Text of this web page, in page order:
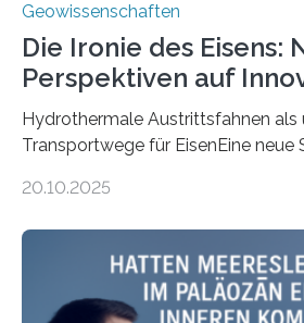
Geowissenschaften
Die Ironie des Eisens:
Perspektiven auf
Hydrothermale Austrittsfahnen als
Transportwege für EisenEine neue
Umweltwissenschaften der
Meeresboden die
Stoffkreislauf im Ozean prägen.
mit dem Titel „Iron’s Irony“ ist in
20.10.2025